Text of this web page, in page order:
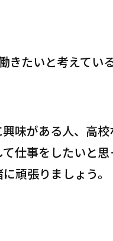
きたいと考えてい
味がある人、高
仕事をしたいと
頑張りましょう。